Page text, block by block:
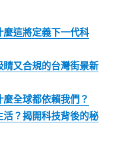
這將定義下一代科
又合規的台灣街景新
全球都依賴我們？
？揭開科技背後的秘